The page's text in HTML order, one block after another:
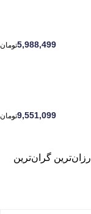
5,988,499تومان
9,551,099تومان
ارزان‌ترین گران‌ترین